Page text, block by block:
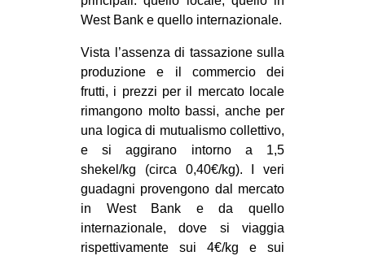
West Bank e quello internazionale.
Vista l’assenza di tassazione sulla
produzione e il commercio dei
frutti, i prezzi per il mercato locale
rimangono molto bassi, anche per
una logica di mutualismo collettivo,
e si aggirano intorno a 1,5
shekel/kg (circa 0,40€/kg). I veri
guadagni provengono dal mercato
in West Bank e da quello
internazionale, dove si viaggia
rispettivamente sui 4€/kg e sui